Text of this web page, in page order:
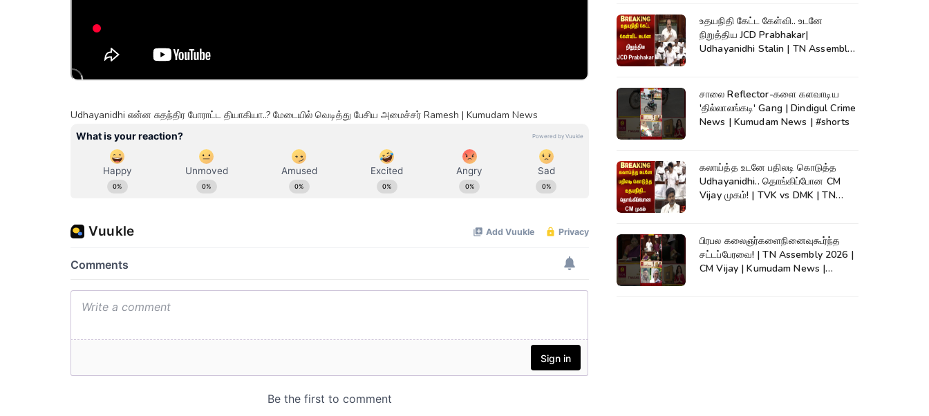
Udhayanidhi என்ன சுதந்திர போராட்ட தியாகியா..? மேடையில் வெடித்து பேசிய அமைச்சர் Ramesh | Kumudam News
உதயநிதி கேட்ட கேள்வி.. உடனே
நிறுத்திய JCD Prabhakar|
Udhayanidhi Stalin | TN Assembly |
சாலை Reflector-களை களவாடிய
'தில்லாலங்கடி' Gang | Dindigul Crime
News | Kumudam News | #shorts
கலாய்த்த உடனே பதிலடி கொடுத்த
Udhayanidhi.. தொங்கிப்போன CM
Vijay முகம்! | TVK vs DMK | TN
பிரபல கலைஞர்களைநினைவுகூர்ந்த
சட்டப்பேரவை! | TN Assembly 2026 |
CM Vijay | Kumudam News |